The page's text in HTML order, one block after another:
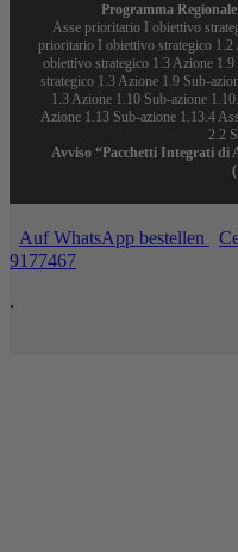
Programma
Asse prioritario I obiettivo
prioritario I obiettivo strategico 1.2
obiettivo strategico 1.3 Azione
strategico 1.3 Azione 1.9 Sub-
1.3 Azione 1.10 Sub-azione
Azione 1.13 Sub-azione 1.13.4
2.2
Avviso “Pacchetti Integrati di
Auf WhatsApp bestellen
9177467
.